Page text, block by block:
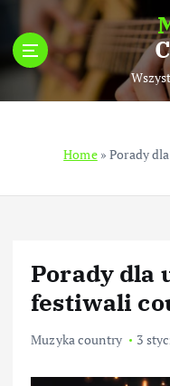
p
t
Home»Porady
Porady dla
festiwali
Muzyka country 3